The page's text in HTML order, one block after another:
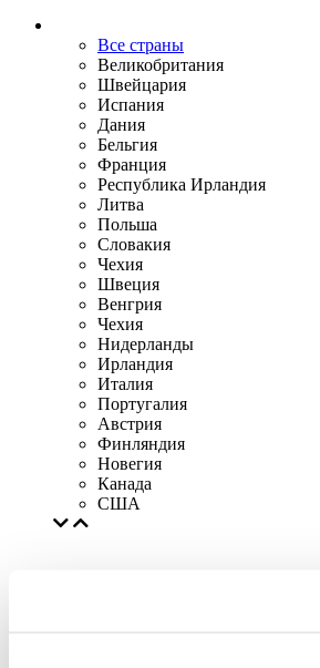
Все страны
Великобритания
Швейцария
Испания
Дания
Бельгия
Франция
Республика Ирландия
Литва
Польша
Словакия
Чехия
Швеция
Венгрия
Чехия
Нидерланды
Ирландия
Италия
Португалия
Австрия
Финляндия
Новегия
Канада
США